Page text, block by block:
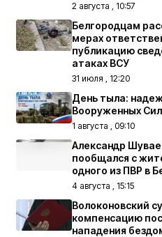
2 августа , 10:57
Белгородцам
мерах
публикацию
атаках ВСУ
31 июля , 12:20
День тыла:
Вооруженных
1 августа , 09:10
Александр
пообщался с
одного из ПВР в
4 августа , 15:15
Волоконовский
компенсацию
нападения